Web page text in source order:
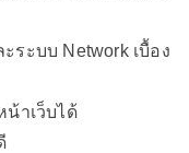
ระบบ Network เบื้อง
าเว็บได้